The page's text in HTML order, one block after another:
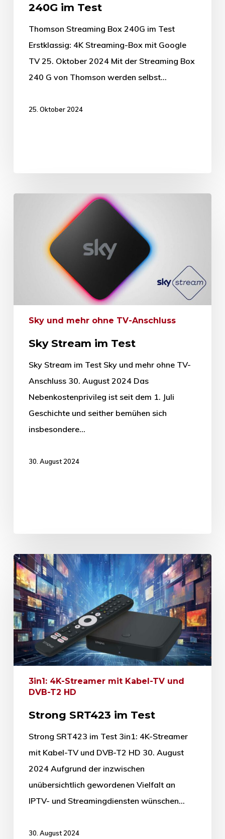
240G im Test
Thomson Streaming Box 240G im Test
Erstklassig: 4K Streaming-Box mit Google
TV 25. Oktober 2024 Mit der Streaming Box
240 G von Thomson werden selbst…
25. Oktober 2024
Sky und mehr ohne TV-Anschluss
Sky Stream im Test
Sky Stream im Test Sky und mehr ohne TV-
Anschluss 30. August 2024 Das
Nebenkostenprivileg ist seit dem 1. Juli
Geschichte und seither bemühen sich
insbesondere…
30. August 2024
3in1: 4K-Streamer mit Kabel-TV und
DVB-T2 HD
Strong SRT423 im Test
Strong SRT423 im Test 3in1: 4K-Streamer
mit Kabel-TV und DVB-T2 HD 30. August
2024 Aufgrund der inzwischen
unübersichtlich gewordenen Vielfalt an
IPTV- und Streamingdiensten wünschen…
30. August 2024